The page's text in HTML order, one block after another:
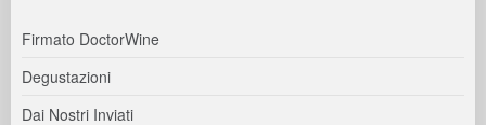
Firmato DoctorWine
Degustazioni
Dai Nostri Inviati